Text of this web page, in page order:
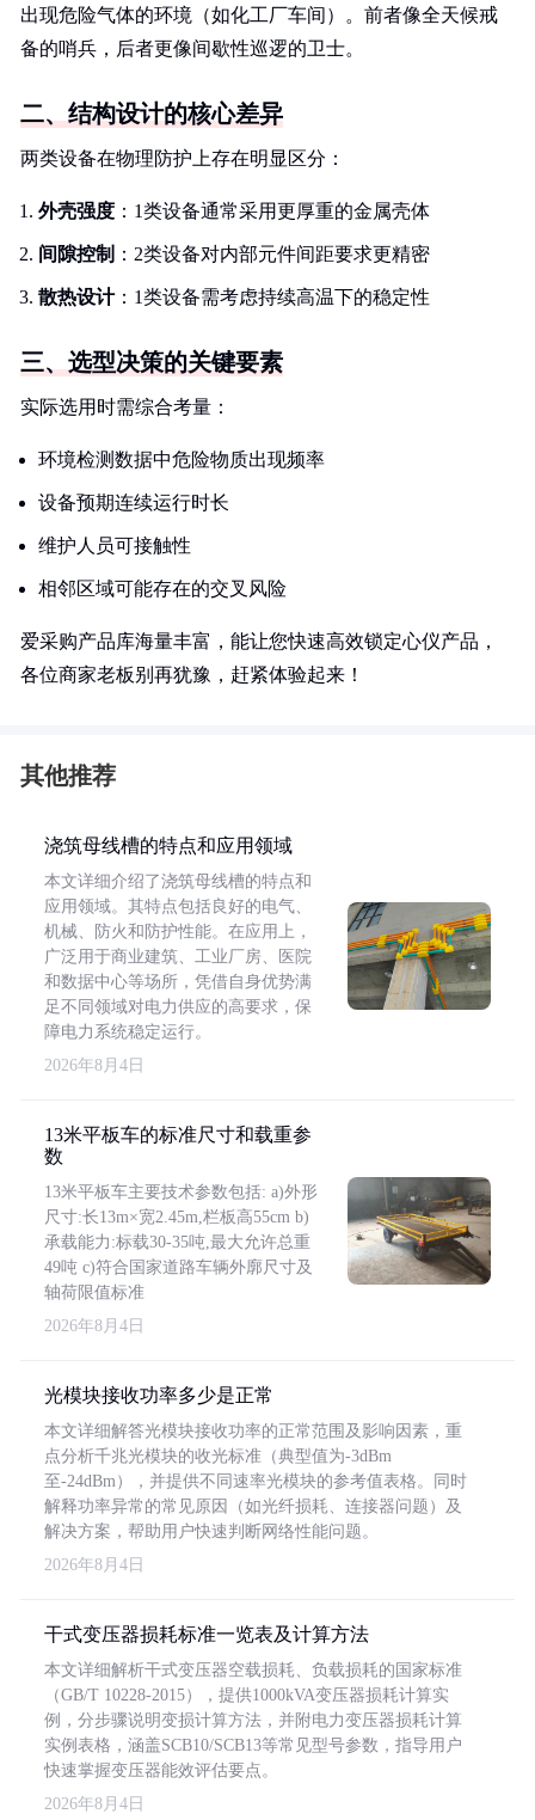
出现危险气体的环境（如化工厂车间）。前者像全天候戒
备的哨兵，后者更像间歇性巡逻的卫士。
二、结构设计的核心差异
两类设备在物理防护上存在明显区分：
外壳强度 ：1类设备通常采用更厚重的金属壳体
间隙控制 ：2类设备对内部元件间距要求更精密
散热设计：1类设备需考虑持续高温下的稳定性
三、选型决策的关键要素
实际选用时需综合考量：
环境检测数据中危险物质出现频率
设备预期连续运行时长
维护人员可接触性
相邻区域可能存在的交叉风险
爱采购产品库海量丰富，能让您快速高效锁定心仪产品，
各位商家老板别再犹豫，赶紧体验起来！
其他推荐
浇筑母线槽的特点和应用领域
本文详细介绍了浇筑母线槽的特点和
应用领域。其特点包括良好的电气、
机械、防火和防护性能。在应用上，
广泛用于商业建筑、工业厂房、医院
和数据中心等场所，凭借自身优势满
足不同领域对电力供应的高要求，保
障电力系统稳定运行。
2026年8月4日
13米平板车的标准尺寸和载重参
数
13米平板车主要技术参数包括: a)外形
尺寸:长13m×宽2.45m,栏板高55cm b)
承载能力:标载30-35吨,最大允许总重
49吨 c)符合国家道路车辆外廓尺寸及
轴荷限值标准
2026年8月4日
光模块接收功率多少是正常
本文详细解答光模块接收功率的正常范围及影响因素，重
点分析千兆光模块的收光标准（典型值为-3dBm
至-24dBm），并提供不同速率光模块的参考值表格。同时
解释功率异常的常见原因（如光纤损耗、连接器问题）及
解决方案，帮助用户快速判断网络性能问题。
2026年8月4日
干式变压器损耗标准一览表及计算方法
本文详细解析干式变压器空载损耗、负载损耗的国家标准
（GB/T 10228-2015），提供1000kVA变压器损耗计算实
例，分步骤说明变损计算方法，并附电力变压器损耗计算
实例表格，涵盖SCB10/SCB13等常见型号参数，指导用户
快速掌握变压器能效评估要点。
2026年8月4日